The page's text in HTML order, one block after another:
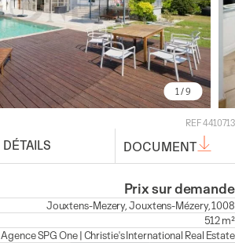
1 / 9
REF 4410713
DÉTAILS DOCUMENT
Prix sur demande
Jouxtens-Mezery, Jouxtens-Mézery, 1008
512 m²
AgenceSPG One | Christie's International Real Estate